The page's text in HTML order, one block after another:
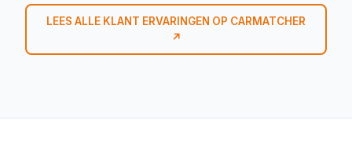
LEES ALLE KLANT ERVARINGEN OP CARMATCHER
↗